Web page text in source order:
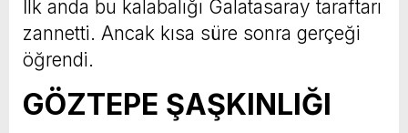
İlk anda bu kalabalığı Galatasaray taraftarı
zannetti. Ancak kısa süre sonra gerçeği
öğrendi.
GÖZTEPE ŞAŞKINLIĞI